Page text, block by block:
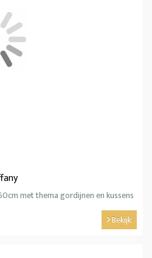
met thema gordijnen en kussens
Bekijk